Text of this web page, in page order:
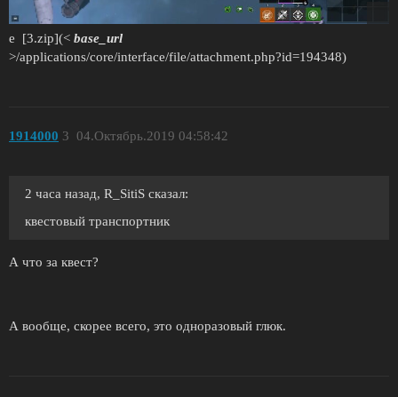
е [3.zip](< base_url
>/applications/core/interface/file/attachment.php?id=194348)
1914000 04.Октябрь.2019 04:58:42
3
2 часа назад, R_SitiS сказал:
квестовый транспортник
А что за квест?
А вообще, скорее всего, это одноразовый глюк.